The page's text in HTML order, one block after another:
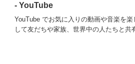
- YouTube
YouTube でお気に入りの動画や音楽を
して友だちや家族、世界中の人たちと共